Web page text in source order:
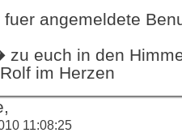
angemeldete
zu euch in den
im Herzen
11:08:25